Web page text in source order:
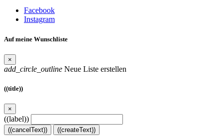
Facebook
Instagram
Auf meine Wunschliste
×
add_circle_outline Neue Liste erstellen
((title))
×
((label))
((cancelText)) ((createText))